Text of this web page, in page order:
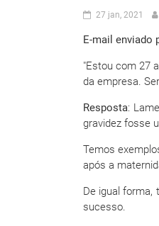
27 jan, 2021
E-mail enviado
"Estou com 27
da empresa.
Resposta:
gravidez fosse
Temos
após a
De igual forma,
sucesso.